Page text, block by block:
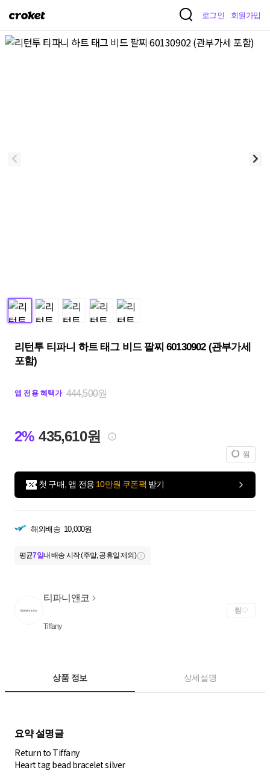
크
켓
로그인 회원가입
리턴투 티파니 하트 태그 비드 팔찌 60130902 (관부가세
포함)
앱 전용 혜택가 444,500원
2% 435,610원
찜
첫 구매, 앱 전용 10만원 쿠폰팩 받기
해외배송 10,000원
평균7일내 배송 시작 (주말, 공휴일 제외)
티파니앤코
Tiffany
찜
상품 정보 상세설명
요약 설명글
Return to Tiffany
Heart tag bead bracelet silver